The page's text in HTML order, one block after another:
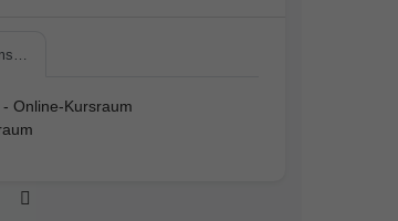
Online-Kursraum